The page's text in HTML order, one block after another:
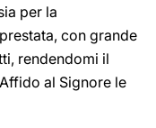
per la
con grande
rendendomi il
al Signore le